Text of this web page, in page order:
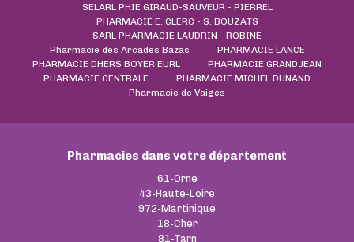
SELARL PHIE GIRAUD-SAUVEUR - PIERREL
PHARMACIE E. CLERC - S. BOUZATS
SARL PHARMACIE LAUDRIN - ROBINE
Pharmacie des Arcades Bazas
PHARMACIE LANCE
PHARMACIE DHERS BOYER EURL
PHARMACIE GRANDJEAN
PHARMACIE CENTRALE
PHARMACIE MICHEL DUNAND
Pharmacie de Vaiges
Pharmacies dans votre département
61-Orne
43-Haute-Loire
972-Martinique
18-Cher
81-Tarn